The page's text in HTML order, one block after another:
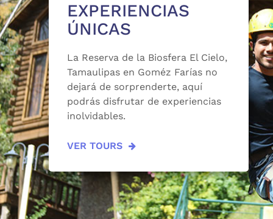
EXPERIENCIAS
ÚNICAS
La Reserva de la Biosfera El Cielo,
Tamaulipas en Goméz Farías no
dejará de sorprenderte, aquí
podrás disfrutar de experiencias
inolvidables.
VER TOURS